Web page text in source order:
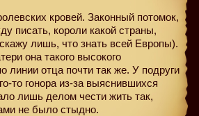
кровей. Законный потомок,
писать, короли какой страны,
лишь, что знать всей Европы).
она такого высокого
линии отца почти так же. У подруги
то гонора из-за выяснившихся
лишь делом чести жить так,
не было стыдно.